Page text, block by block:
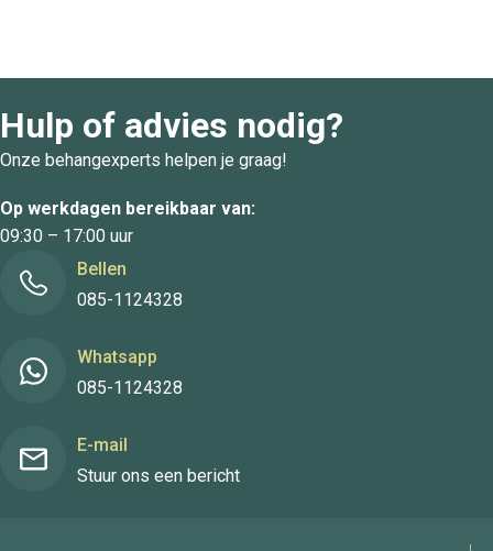
Hulp of advies nodig?
Onze behangexperts helpen je graag!
Op werkdagen bereikbaar van:
09:30 – 17:00 uur
Bellen
085-1124328
Whatsapp
085-1124328
E-mail
Stuur ons een bericht